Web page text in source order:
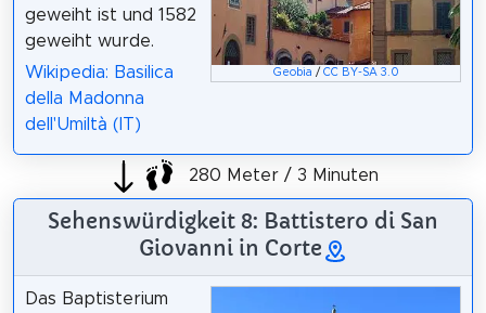
Geobia / CC BY-SA 3.0
geweiht ist und 1582
geweiht wurde.
Wikipedia: Basilica
della Madonna
dell'Umiltà (IT)
280 Meter / 3 Minuten
Sehenswürdigkeit 8: Battistero di San
Giovanni in Corte
Das Baptisterium